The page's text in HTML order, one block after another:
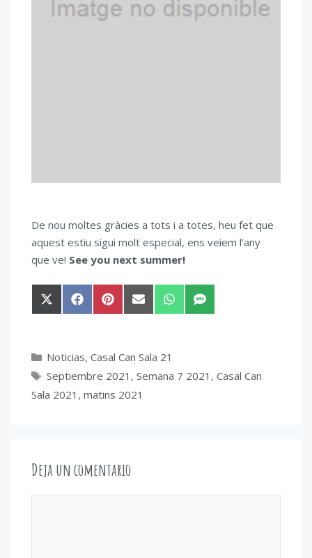
De nou moltes gràcies a tots i a totes, heu fet que
aquest estiu sigui molt especial, ens veiem l’any
que ve! See you next summer!
Compartir
en
Compartir
en
Compartir
en
Compartir
en
Compartir
en
Compartir
en
Categorías
Noticias, Casal Can Sala 21
Etiquetas
Septiembre 2021 , Semana 7 2021 , Casal Can
Sala 2021 , matins 2021
Deja un comentario